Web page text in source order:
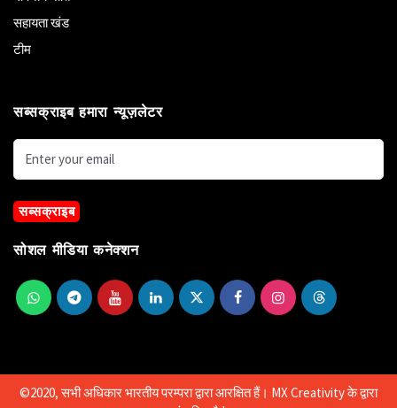
सहायता खंड
टीम
सब्सक्राइब हमारा न्यूज़लेटर
सब्सक्राइब
सोशल मीडिया कनेक्शन
©2020, सभी अधिकार भारतीय परम्परा द्वारा आरक्षित हैं। MX Creativityके द्वारा